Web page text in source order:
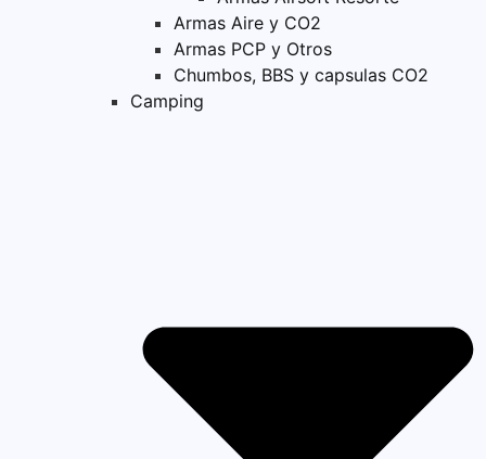
Armas Aire y CO2
Armas PCP y Otros
Chumbos, BBS y capsulas CO2
Camping